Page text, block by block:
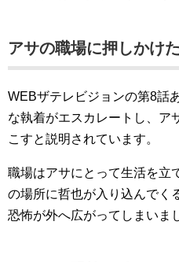
アサの職場に押しかけた
WEBザテレビジョンの第8話
な執着がエスカレートし、ア
こすと説明されています。
職場はアサにとって生活を立
の場所に哲也が入り込んでく
恐怖が外へ広がってしまいま